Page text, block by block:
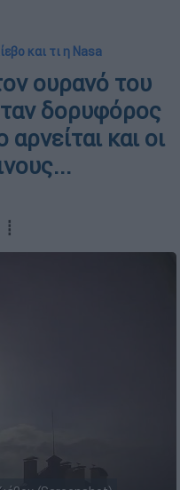
και τι η Nasa
ουρανό του
δορυφόρος
και οι